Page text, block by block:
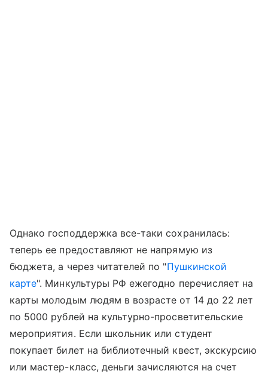
Однако господдержка все-таки сохранилась:
теперь ее предоставляют не напрямую из
бюджета, а через читателей по "Пушкинской
карте". Минкультуры РФ ежегодно перечисляет на
карты молодым людям в возрасте от 14 до 22 лет
по 5000 рублей на культурно-просветительские
мероприятия. Если школьник или студент
покупает билет на библиотечный квест, экскурсию
или мастер-класс, деньги зачисляются на счет